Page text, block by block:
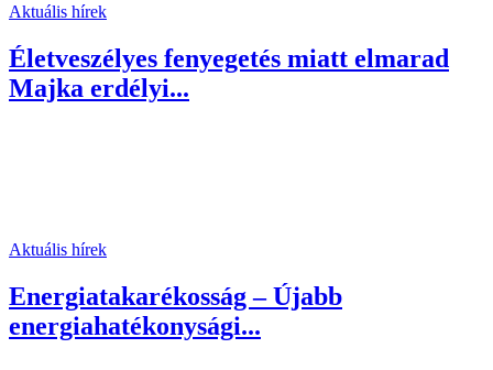
Aktuális hírek
Életveszélyes fenyegetés miatt elmarad
Majka erdélyi...
Aktuális hírek
Energiatakarékosság – Újabb
energiahatékonysági...